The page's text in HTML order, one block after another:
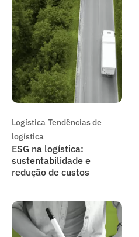
Logística Tendências de
logística
ESG na logística:
sustentabilidade e
redução de custos